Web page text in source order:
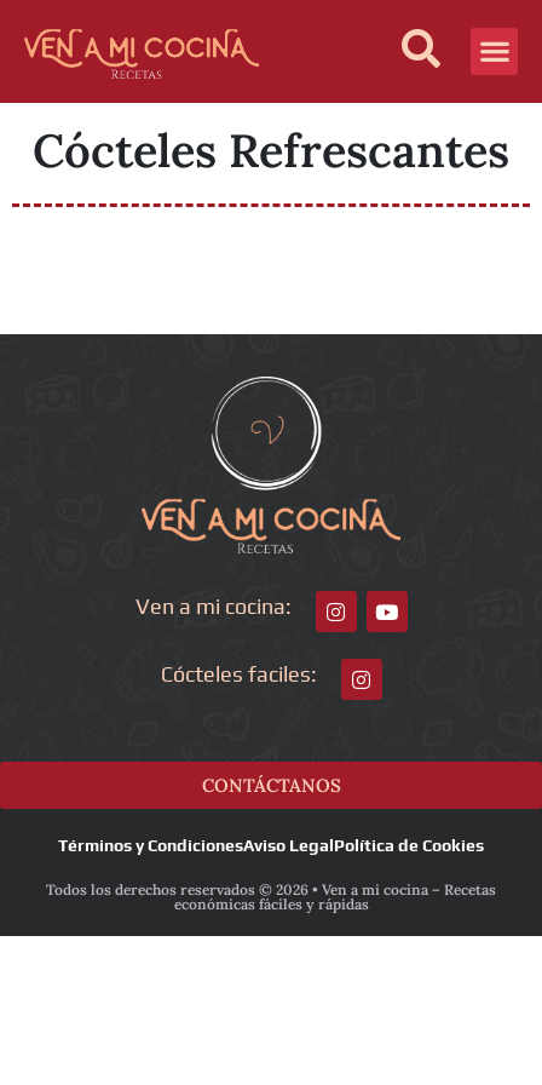
Cócteles Refrescantes
Ven a mi cocina:
Cócteles faciles:
CONTÁCTANOS
Todos los derechos reservados © 2026 • Ven a mi cocina – Recetas
económicas fáciles y rápidas
Términos y CondicionesAviso LegalPolítica de Cookies